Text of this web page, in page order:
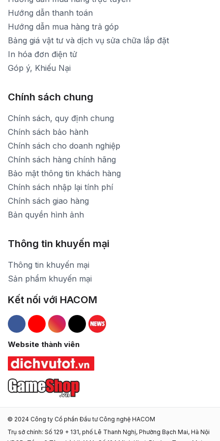
Hướng dẫn thanh toán
Hướng dẫn mua hàng trả góp
Bảng giá vật tư và dịch vụ sửa chữa lắp đặt
In hóa đơn điện tử
Góp ý, Khiếu Nại
Chính sách chung
Chính sách, quy định chung
Chính sách bảo hành
Chính sách cho doanh nghiệp
Chính sách hàng chính hãng
Bảo mật thông tin khách hàng
Chính sách nhập lại tính phí
Chính sách giao hàng
Bản quyền hình ảnh
Thông tin khuyến mại
Thông tin khuyến mại
Sản phẩm khuyến mại
Kết nối với HACOM
Hacom Facebook
Hacom YouTube
Hacom Instagram
Hacom TikTok
Website thành viên
© 2024 Công ty Cổ phần Đầu tư Công nghệ HACOM
Trụ sở chính: Số 129 + 131, phố Lê Thanh Nghị, Phường Bạch Mai, Hà Nội